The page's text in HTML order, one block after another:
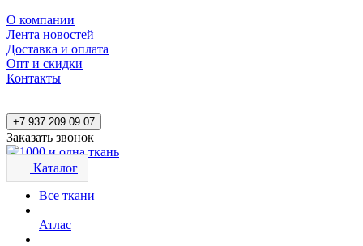
О компании
Лента новостей
Доставка и оплата
Опт и скидки
Контакты
+7 937 209 09 07
Заказать звонок
Каталог
Все ткани
Атлас